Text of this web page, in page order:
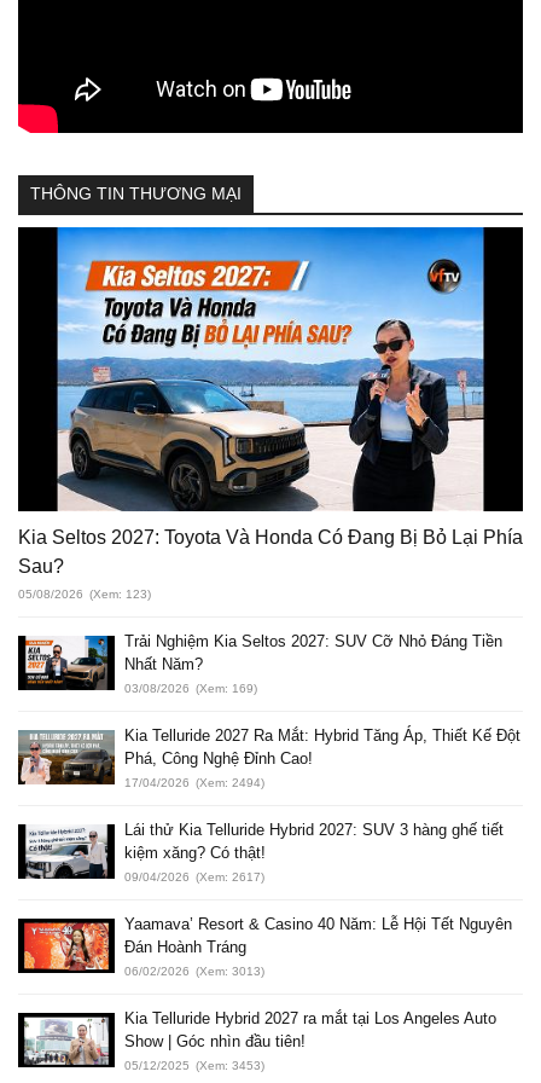
THÔNG TIN THƯƠNG MẠI
Kia Seltos 2027: Toyota Và Honda Có Đang Bị Bỏ Lại Phía
Sau?
05/08/2026 (Xem: 123)
Trải Nghiệm Kia Seltos 2027: SUV Cỡ Nhỏ Đáng Tiền
Nhất Năm?
03/08/2026 (Xem: 169)
Kia Telluride 2027 Ra Mắt: Hybrid Tăng Áp, Thiết Kế Đột
Phá, Công Nghệ Đỉnh Cao!
17/04/2026 (Xem: 2494)
Lái thử Kia Telluride Hybrid 2027: SUV 3 hàng ghế tiết
kiệm xăng? Có thật!
09/04/2026 (Xem: 2617)
Yaamava’ Resort & Casino 40 Năm: Lễ Hội Tết Nguyên
Đán Hoành Tráng
06/02/2026 (Xem: 3013)
Kia Telluride Hybrid 2027 ra mắt tại Los Angeles Auto
Show | Góc nhìn đầu tiên!
05/12/2025 (Xem: 3453)